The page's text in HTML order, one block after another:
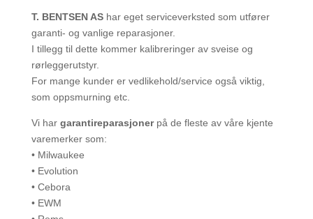
T. BENTSEN AShar eget serviceverksted som utfører
garanti- og vanlige reparasjoner.
I tillegg til dette kommer kalibreringer av sveise og
rørleggerutstyr.
For mange kunder er vedlikehold/service også viktig,
som oppsmurning etc.
Vi har garantireparasjonerpå de fleste av våre kjente
varemerker som:
• Milwaukee
• Evolution
• Cebora
• EWM